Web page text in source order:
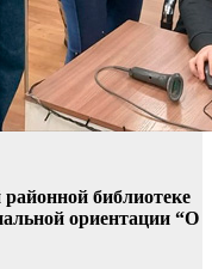
библиотеке
ориентации “О